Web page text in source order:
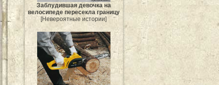
Заблудившая девочка на
велосипеде пересекла границу
[Невероятные истории]